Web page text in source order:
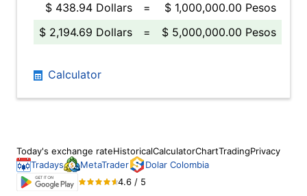
$ 438.94 Dollars
=
$ 1,000,000.00 Pesos
$ 2,194.69 Dollars
= $ 5,000,000.00 Pesos
Calculator
Today's exchange rateHistoricalCalculatorChartTradingPrivacy
Tradays
MetaTrader
Dolar Colombia
4.6 / 5